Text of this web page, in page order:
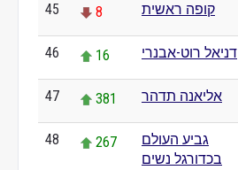
45 8 קופה ראשית
46 16 דניאל רוט-אבנרי
47 381 אליאנה תדהר
48 267
גביע העולם
בכדורגל נשים